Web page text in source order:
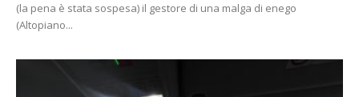
(la pena è stata sospesa) il gestore di una malga di enego
(Altopiano...